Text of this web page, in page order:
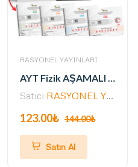
RASYONEL YAYINLARI
AYT Fizik AŞAMALI 30 Deneme Seti (ALPİNİST SERİSİ / ÖSYM AYARINDA)
Satıcı RASYONEL YAYINLARI
123.00₺ 144.00₺
Satın Al